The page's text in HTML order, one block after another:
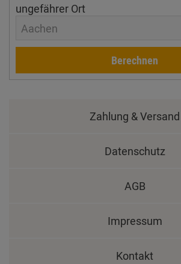
ungefährer Ort
Aachen
Berechnen
Zahlung & Versand
Datenschutz
AGB
Impressum
Kontakt